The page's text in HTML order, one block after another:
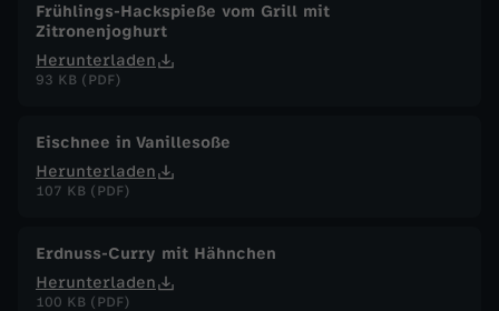
Frühlings-Hackspieße vom Grill mit
Zitronenjoghurt
Herunterladen
93 KB (PDF)
Eischnee in Vanillesoße
Herunterladen
107 KB (PDF)
Erdnuss-Curry mit Hähnchen
Herunterladen
100 KB (PDF)